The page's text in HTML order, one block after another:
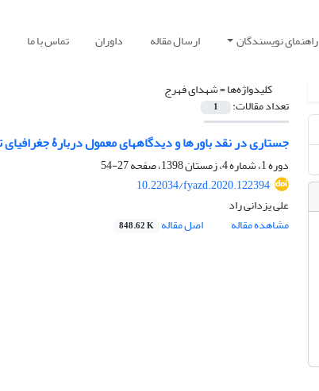
راهنمای نویسندگان ارسال مقاله داوران تماس با ما
کلیدواژه‌ها =شهدای فهرج
تعداد مقالات: 1
جستاری در نقد باورها و دیدگاههای معمول دربارۀ
دوره 1، شماره 4، زمستان 1398، صفحه
27-54
10.22034/fyazd.2020.122394
علی یزدانی راد
مشاهده مقاله
اصل مقاله 848.62 K